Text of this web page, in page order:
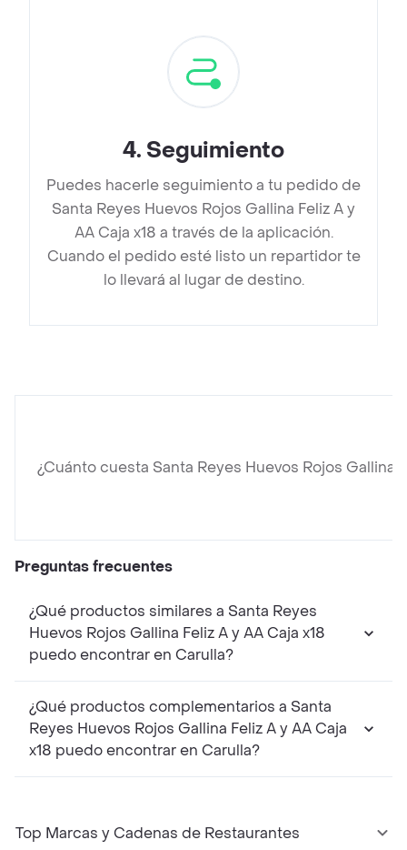
4. Seguimiento
Puedes hacerle seguimiento a tu pedido de
Santa Reyes Huevos Rojos Gallina Feliz A y
AA Caja x18 a través de la aplicación.
Cuando el pedido esté listo un repartidor te
lo llevará al lugar de destino.
¿Cuánto cuesta Santa Reyes Huevos Rojos Gallina
Preguntas frecuentes
¿Qué productos similares a Santa Reyes
Huevos Rojos Gallina Feliz A y AA Caja x18
puedo encontrar en Carulla?
¿Qué productos complementarios a Santa
Reyes Huevos Rojos Gallina Feliz A y AA Caja
x18 puedo encontrar en Carulla?
Top Marcas y Cadenas de Restaurantes